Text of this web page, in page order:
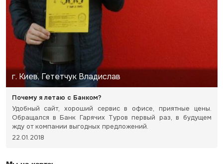
г. Киев, Гететчук Владислав
Почему я летаю с Банком?
Удобный сайт, хороший сервис в офисе, приятные цены.
Обращался в Банк Гарячих Туров первый раз, в будущем
жду от компании выгодных предложений.
22.01.2018